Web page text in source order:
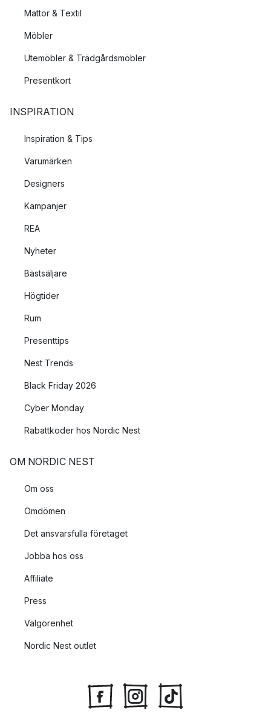
Mattor & Textil
Möbler
Utemöbler & Trädgårdsmöbler
Presentkort
INSPIRATION
Inspiration & Tips
Varumärken
Designers
Kampanjer
REA
Nyheter
Bästsäljare
Högtider
Rum
Presenttips
Nest Trends
Black Friday 2026
Cyber Monday
Rabattkoder hos Nordic Nest
OM NORDIC NEST
Om oss
Omdömen
Det ansvarsfulla företaget
Jobba hos oss
Affiliate
Press
Välgörenhet
Nordic Nest outlet